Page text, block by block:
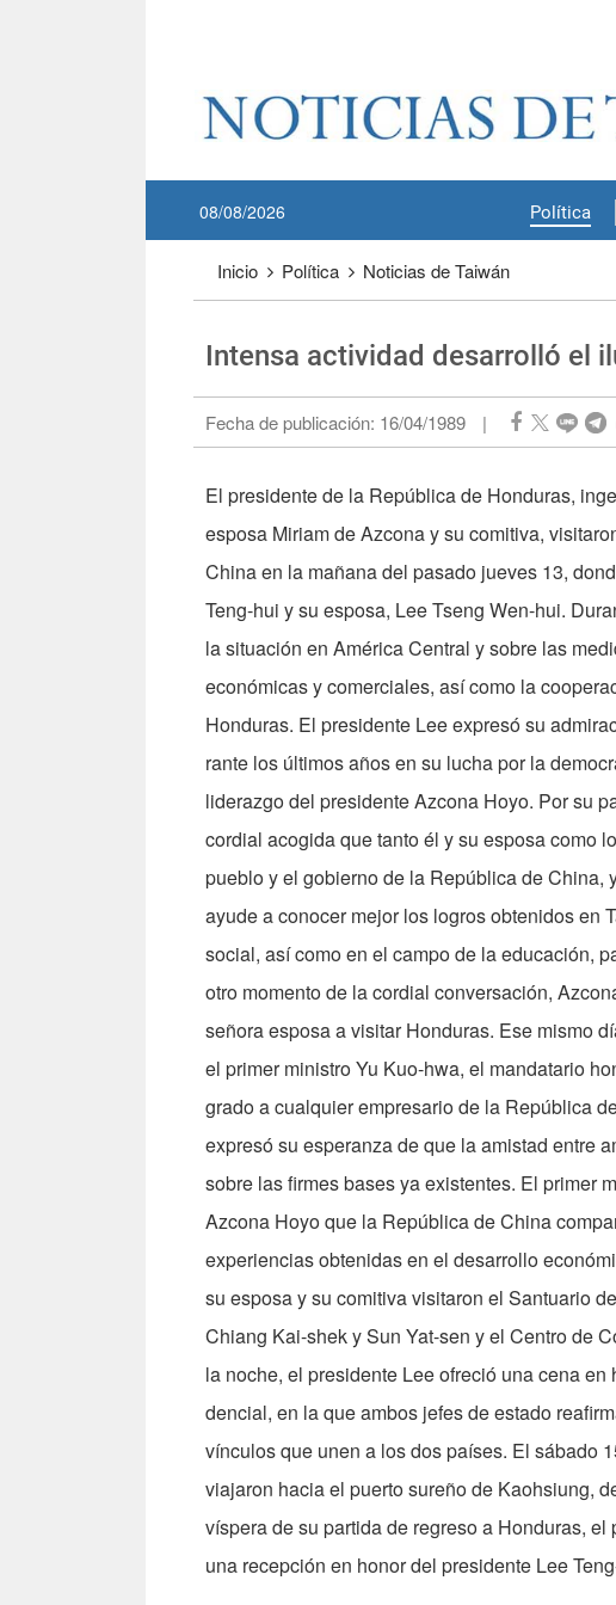
Política
08/08/2026
Inicio Política Noticias de Taiwán
Intensa actividad desarrolló el
Fecha de publicación: 16/04/1989 |
El presidente de la República de Honduras,
esposa Miriam de Azcona y su comitiva,
China en la mañana del pasado jueves 13,
Teng-hui y su esposa, Lee Tseng Wen-hui.
la si­tuación en América Central y sobre las
económicas y comerciales, así como la
Honduras. El presidente Lee expresó su
rante los últimos años en su lucha por la
liderazgo del presidente Azcona Hoyo. Por su
cordial acogida que tanto él y su esposa como
pueblo y el gobierno de la República de China,
ayude a co­nocer mejor los logros obtenidos en
social, así como en el campo de la educa­ción,
otro momento de la cor­dial conversación,
señora esposa a visitar Honduras. Ese mismo
el primer ministro Yu Kuo­-hwa, el mandatario
grado a cualquier empresario de la República
expresó su esperanza de que la amistad entre
sobre las firmes bases ya existentes. El primer
Azcona Hoyo que la República de China
experiencias obtenidas en el de­sarrollo
su esposa y su comitiva visitaron el Santuario
Chiang Kai­-shek y Sun Yat-sen y el Centro de
la noche, el presidente Lee ofreció una cena
dencial, en la que ambos jefes de estado
vínculos que unen a los dos países. El sábado
viajaron hacia el puerto sureño de Kaohsiung,
víspera de su partida de regreso a Honduras,
una recepción en honor del presidente Lee